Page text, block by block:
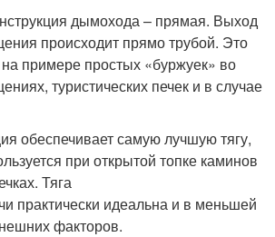
дымохода – прямая. Выход
происходит прямо трубой. Это
примере простых «буржуек» во
туристических печек и в случае
обеспечивает самую лучшую тягу,
при открытой топке каминов
Тяга
практически идеальна и в меньшей
факторов.